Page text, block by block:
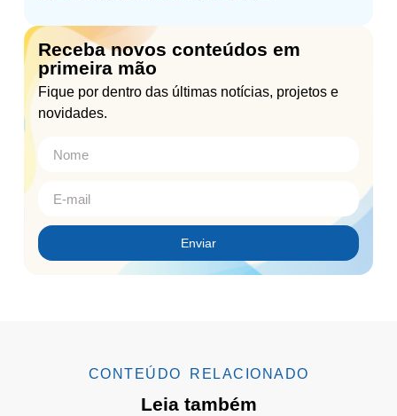
Receba novos conteúdos em
primeira mão
Fique por dentro das últimas notícias, projetos e
novidades.
Enviar
CONTEÚDO RELACIONADO
Leia também